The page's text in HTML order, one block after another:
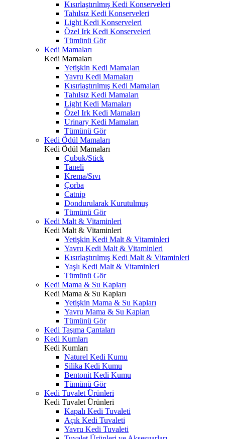
Kısırlaştırılmış Kedi Konserveleri
Tahılsız Kedi Konserveleri
Light Kedi Konserveleri
Özel Irk Kedi Konserveleri
Tümünü Gör
Kedi Mamaları
Kedi Mamaları
Yetişkin Kedi Mamaları
Yavru Kedi Mamaları
Kısırlaştırılmış Kedi Mamaları
Tahılsız Kedi Mamaları
Light Kedi Mamaları
Özel Irk Kedi Mamaları
Urinary Kedi Mamaları
Tümünü Gör
Kedi Ödül Mamaları
Kedi Ödül Mamaları
Çubuk/Stick
Taneli
Krema/Sıvı
Çorba
Catnip
Dondurularak Kurutulmuş
Tümünü Gör
Kedi Malt & Vitaminleri
Kedi Malt & Vitaminleri
Yetişkin Kedi Malt & Vitaminleri
Yavru Kedi Malt & Vitaminleri
Kısırlaştırılmış Kedi Malt & Vitaminleri
Yaşlı Kedi Malt & Vitaminleri
Tümünü Gör
Kedi Mama & Su Kapları
Kedi Mama & Su Kapları
Yetişkin Mama & Su Kapları
Yavru Mama & Su Kapları
Tümünü Gör
Kedi Taşıma Çantaları
Kedi Kumları
Kedi Kumları
Naturel Kedi Kumu
Silika Kedi Kumu
Bentonit Kedi Kumu
Tümünü Gör
Kedi Tuvalet Ürünleri
Kedi Tuvalet Ürünleri
Kapalı Kedi Tuvaleti
Açık Kedi Tuvaleti
Yavru Kedi Tuvaleti